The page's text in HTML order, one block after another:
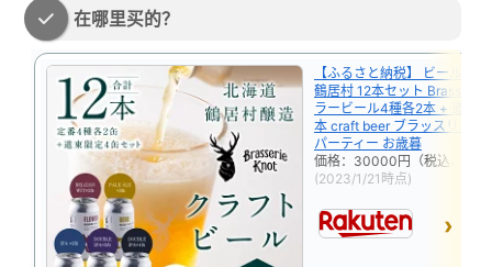
在哪里买的？
【ふるさと納税】 ビール ク
鶴居村 12本セット Brasserie
ラービール4種各2本 + 道東
本 craft beer ブラッスリーノ
パーティー お歳暮
価格：30000円（税込、送料
(2023/1/21時点)